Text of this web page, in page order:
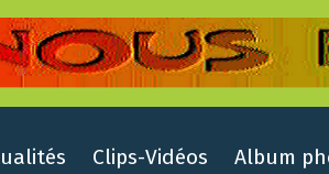
Clips-Vidéos Album